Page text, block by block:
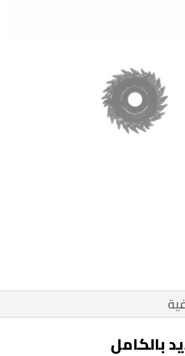
بالكامل